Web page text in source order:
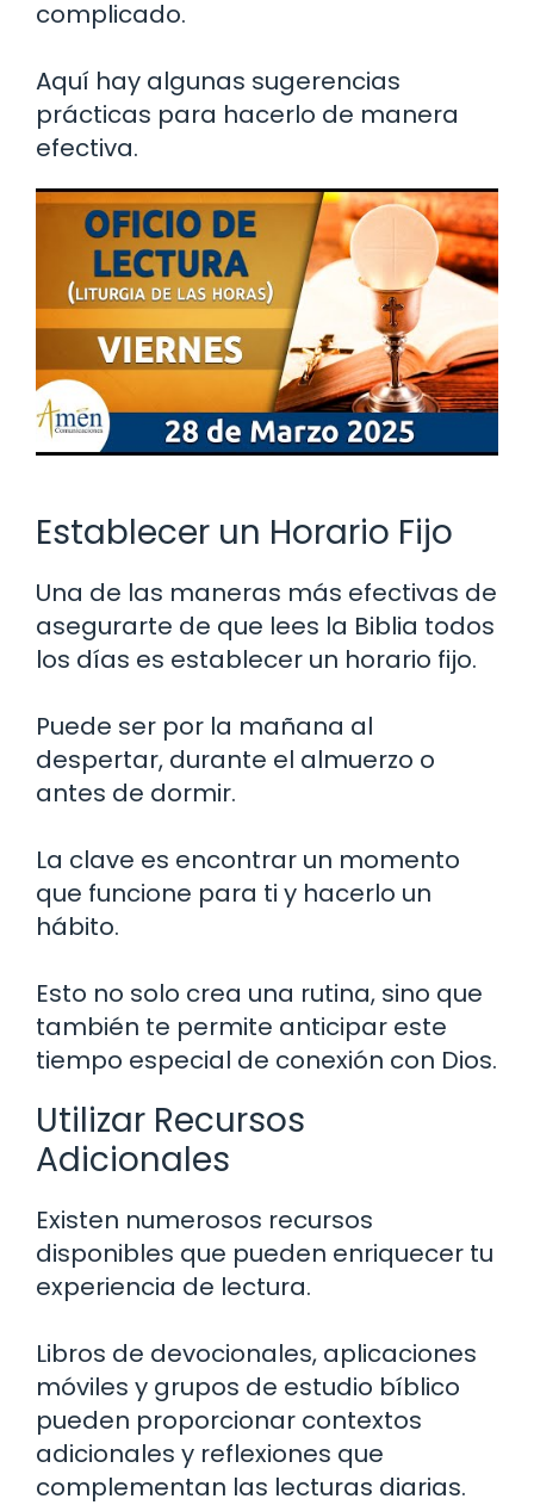
complicado.
Aquí hay algunas sugerencias
prácticas para hacerlo de manera
efectiva.
Establecer un Horario Fijo
Una de las maneras más efectivas de
asegurarte de que lees la Biblia todos
los días es establecer un horario fijo.
Puede ser por la mañana al
despertar, durante el almuerzo o
antes de dormir.
La clave es encontrar un momento
que funcione para ti y hacerlo un
hábito.
Esto no solo crea una rutina, sino que
también te permite anticipar este
tiempo especial de conexión con Dios.
Utilizar Recursos
Adicionales
Existen numerosos recursos
disponibles que pueden enriquecer tu
experiencia de lectura.
Libros de devocionales, aplicaciones
móviles y grupos de estudio bíblico
pueden proporcionar contextos
adicionales y reflexiones que
complementan las lecturas diarias.